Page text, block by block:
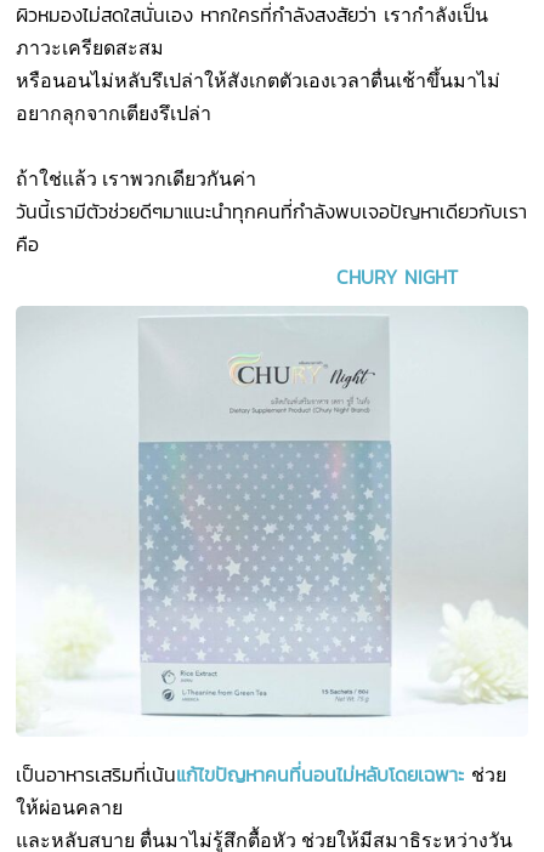
ผิวหมองไม่สดใสนั่นเอง หากใครที่กำลังสงสัยว่า เรากำลังเป็น
ภาวะเครียดสะสม
หรือนอนไม่หลับรึเปล่าให้สังเกตตัวเองเวลาตื่นเช้าขึ้นมาไม่
อยากลุกจากเตียงรึเปล่า
ถ้าใช่แล้ว เราพวกเดียวกันค่า
วันนี้เรามีตัวช่วยดีๆมาแนะนำทุกคนที่กำลังพบเจอปัญหาเดียวกับเรา
คือ
CHURY NIGHT
เป็นอาหารเสริมที่เน้นแก้ไขปัญหาคนที่นอนไม่หลับโดยเฉพาะ ช่วย
ให้ผ่อนคลาย
และหลับสบาย ตื่นมาไม่รู้สึกตื้อหัว ช่วยให้มีสมาธิระหว่างวัน